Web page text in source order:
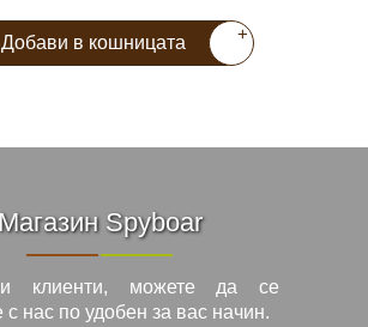
Добави в кошницата +
Магазин Spyboar
клиенти, можете да се
с нас по удобен за вас начин.